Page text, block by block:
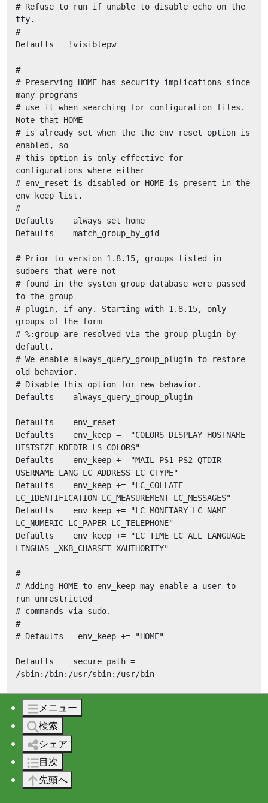
# Refuse to run if unable to disable echo on the
tty.
#
Defaults   !visiblepw
#
# Preserving HOME has security implications since
many programs
# use it when searching for configuration files.
Note that HOME
# is already set when the the env_reset option is
enabled, so
# this option is only effective for
configurations where either
# env_reset is disabled or HOME is present in the
env_keep list.
#
Defaults    always_set_home
Defaults    match_group_by_gid
# Prior to version 1.8.15, groups listed in
sudoers that were not
# found in the system group database were passed
to the group
# plugin, if any. Starting with 1.8.15, only
groups of the form
# %:group are resolved via the group plugin by
default.
# We enable always_query_group_plugin to restore
old behavior.
# Disable this option for new behavior.
Defaults    always_query_group_plugin
Defaults    env_reset
Defaults    env_keep =  "COLORS DISPLAY HOSTNAME
HISTSIZE KDEDIR LS_COLORS"
Defaults    env_keep += "MAIL PS1 PS2 QTDIR
USERNAME LANG LC_ADDRESS LC_CTYPE"
Defaults    env_keep += "LC_COLLATE
LC_IDENTIFICATION LC_MEASUREMENT LC_MESSAGES"
Defaults    env_keep += "LC_MONETARY LC_NAME
LC_NUMERIC LC_PAPER LC_TELEPHONE"
Defaults    env_keep += "LC_TIME LC_ALL LANGUAGE
LINGUAS _XKB_CHARSET XAUTHORITY"
#
# Adding HOME to env_keep may enable a user to
run unrestricted
# commands via sudo.
#
# Defaults   env_keep += "HOME"
Defaults    secure_path =
/sbin:/bin:/usr/sbin:/usr/bin
Defaults    requiretty
Defaults:backup !requiretty
## Next comes the main part: which users can run
what software on
## which machines (the sudoers file can be shared
between multiple
## systems).
メニュー
検索
シェア
目次
先頭へ